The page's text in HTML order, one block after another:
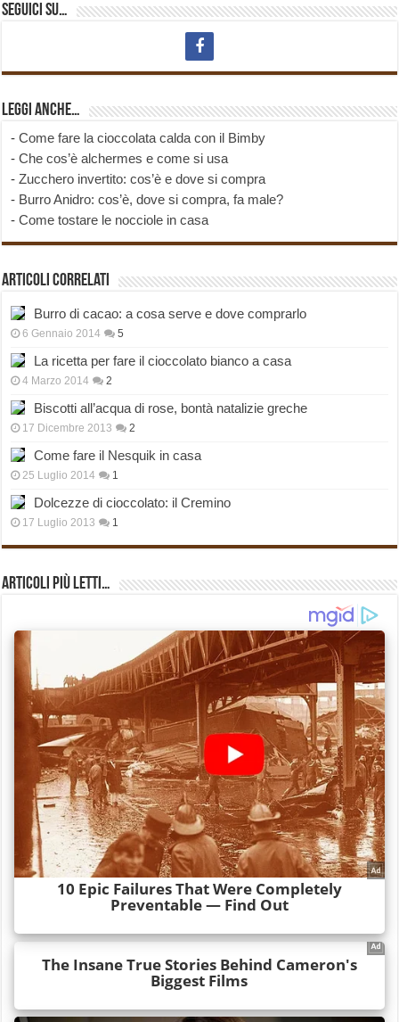
Seguici su…
Leggi anche…
-Come fare la cioccolata calda con il Bimby
-Che cos’è alchermes e come si usa
-Zucchero invertito: cos’è e dove si compra
- Burro Anidro: cos’è, dove si compra, fa male?
-Come tostare le nocciole in casa
Articoli correlati
Burro di cacao: a cosa serve e dove comprarlo
6 Gennaio 2014 5
La ricetta per fare il cioccolato bianco a casa
4 Marzo 2014 2
Biscotti all’acqua di rose, bontà natalizie greche
17 Dicembre 2013 2
Come fare il Nesquik in casa
25 Luglio 2014 1
Dolcezze di cioccolato: il Cremino
17 Luglio 2013 1
Articoli più Letti…